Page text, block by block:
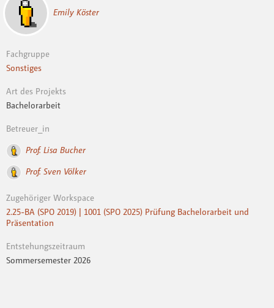
Emily Köster
Fachgruppe
Sonstiges
Art des Projekts
Bachelorarbeit
Betreuer_in
Prof. Lisa Bucher
Prof. Sven Völker
Zugehöriger Workspace
2.25-BA (SPO 2019) | 1001 (SPO 2025) Prüfung Bachelorarbeit und
Präsentation
Entstehungszeitraum
Sommersemester 2026